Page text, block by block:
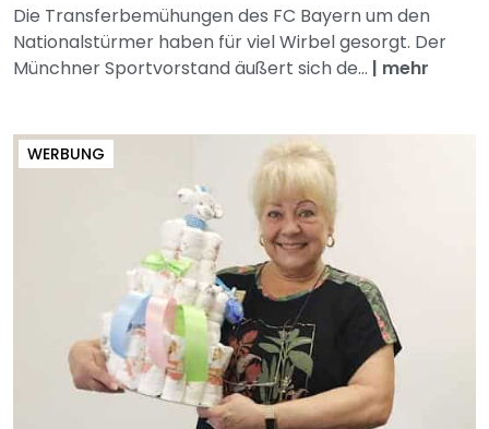
Die Transferbemühungen des FC Bayern um den
Nationalstürmer haben für viel Wirbel gesorgt. Der
Münchner Sportvorstand äußert sich de... | mehr
WERBUNG